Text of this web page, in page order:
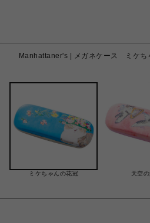
Manhattaner's | メガネケース ミケち
ミケちゃんの花冠 天空